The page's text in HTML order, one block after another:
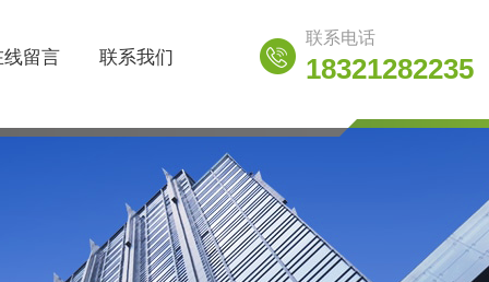
线留言 联系我们
联系电话
18321282235